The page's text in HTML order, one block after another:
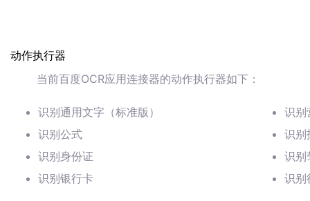
动作执行器
当前百度OCR应用连接器的动作执行器如下：
识别通用文字（标准版）
识别公式
识别身份证
识别银行卡
识别
识别
识别
识别